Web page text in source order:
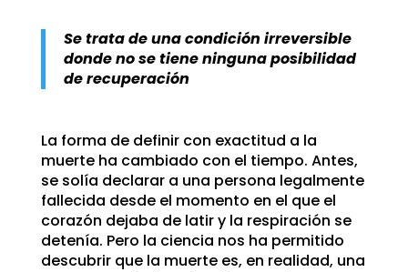
Se trata de una condición irreversible
donde no se tieneninguna posibilidad
de recuperación
La forma de definir con exactitud a la
muerte ha cambiado con el tiempo. Antes,
se solía declarar a una persona legalmente
fallecida desde el momento en el que el
corazón dejaba de latir y la respiración se
detenía. Pero la ciencia nos ha permitido
descubrir que la muerte es, en realidad, una